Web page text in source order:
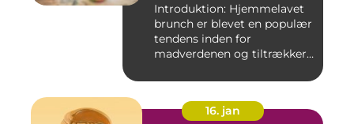
Introduktion: Hjemmelavet
brunch er blevet en populær
tendens inden for
madverdenen og tiltrækker
16. jan